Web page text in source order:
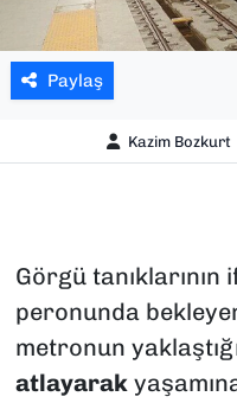
Paylaş
Kazim Bozkurt
Görgü
peronunda
metronun
atlayarak